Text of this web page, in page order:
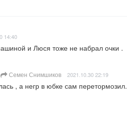
14:40
и Люся тоже не набрал очки .
Семен Снимшиков 2021.10.30 22:19
, а негр в юбке сам перетормозил.